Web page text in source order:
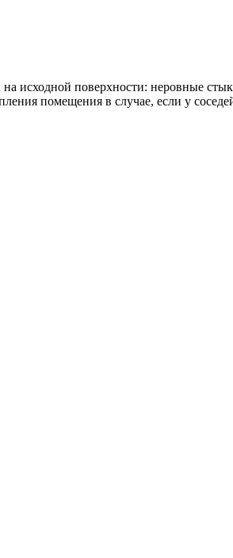
исходной поверхности: неровные
помещения в случае, если у